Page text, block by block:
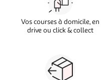
Vos courses à domicile, en
drive ou click & collect